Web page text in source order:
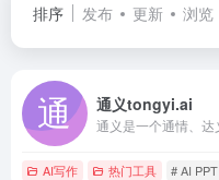
排序 发布 更新 浏览
通义tongyi.ai
AI写作 热门工具 # AI PPT